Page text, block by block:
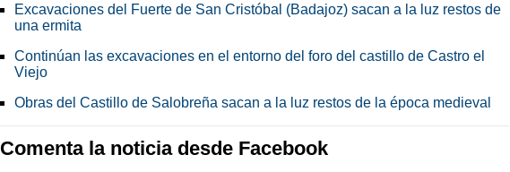
Excavaciones del Fuerte de San Cristóbal (Badajoz) sacan a la luz restos de
una ermita
Continúan las excavaciones en el entorno del foro del castillo de Castro el
Viejo
Obras del Castillo de Salobreña sacan a la luz restos de la época medieval
Comenta la noticia desde Facebook